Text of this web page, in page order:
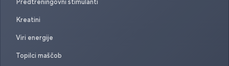
Predtreningovni stimulanti
Kreatini
Viri energije
Topilci maščob